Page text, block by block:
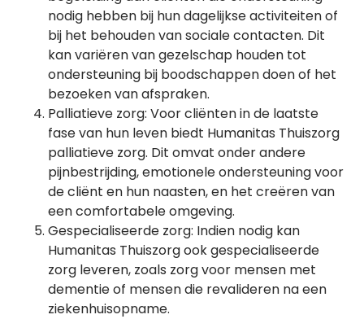
nodig hebben bij hun dagelijkse activiteiten of
bij het behouden van sociale contacten. Dit
kan variëren van gezelschap houden tot
ondersteuning bij boodschappen doen of het
bezoeken van afspraken.
Palliatieve zorg: Voor cliënten in de laatste
fase van hun leven biedt Humanitas Thuiszorg
palliatieve zorg. Dit omvat onder andere
pijnbestrijding, emotionele ondersteuning voor
de cliënt en hun naasten, en het creëren van
een comfortabele omgeving.
Gespecialiseerde zorg: Indien nodig kan
Humanitas Thuiszorg ook gespecialiseerde
zorg leveren, zoals zorg voor mensen met
dementie of mensen die revalideren na een
ziekenhuisopname.